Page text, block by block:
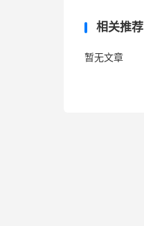
相关推荐
暂无文章